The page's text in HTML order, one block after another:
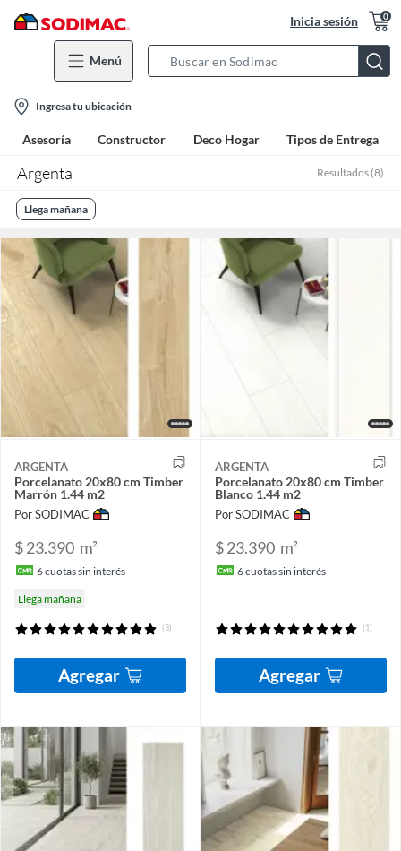
Inicia sesión 0
Menú
Bar
location-
icon
Ingresa tu ubicación
Asesoría Constructor Deco Hogar Tipos de Entrega
Argenta Resultados (8)
Llega mañana
ARGENTA
Porcelanato 20x80 cm Timber
Marrón 1.44 m2
Por SODIMAC
$ 23.390 m²
6cuotas sin interés
Llega mañana
(3)
Agregar
ARGENTA
Porcelanato 20x80 cm Timber
Blanco 1.44 m2
Por SODIMAC
$ 23.390 m²
6cuotas sin interés
(1)
Agregar